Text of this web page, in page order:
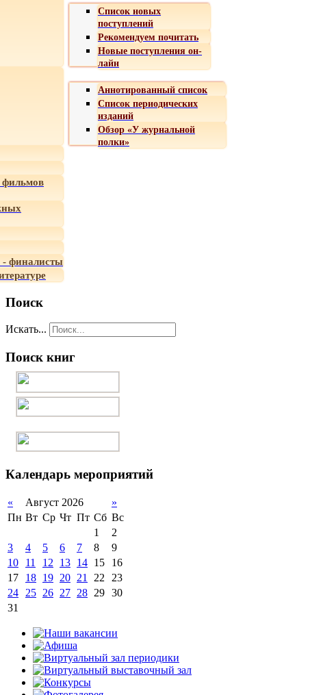
Список новых
поступлений
Рекомендуем почитать
Новые поступления он-
лайн
Аннотированный список
Список периодических
изданий
Обзор «У журнальной
полки»
- финалисты
Поиск
Искать...
Поиск книг
Календарь мероприятий
« Август 2026
»
Пн Вт Ср Чт Пт Сб Вс
1
2
3
4 5 6 7 8
9
10
11 12 13 14 15
16
17
18 19 20 21 22
23
24
25 26 27 28 29 30
31